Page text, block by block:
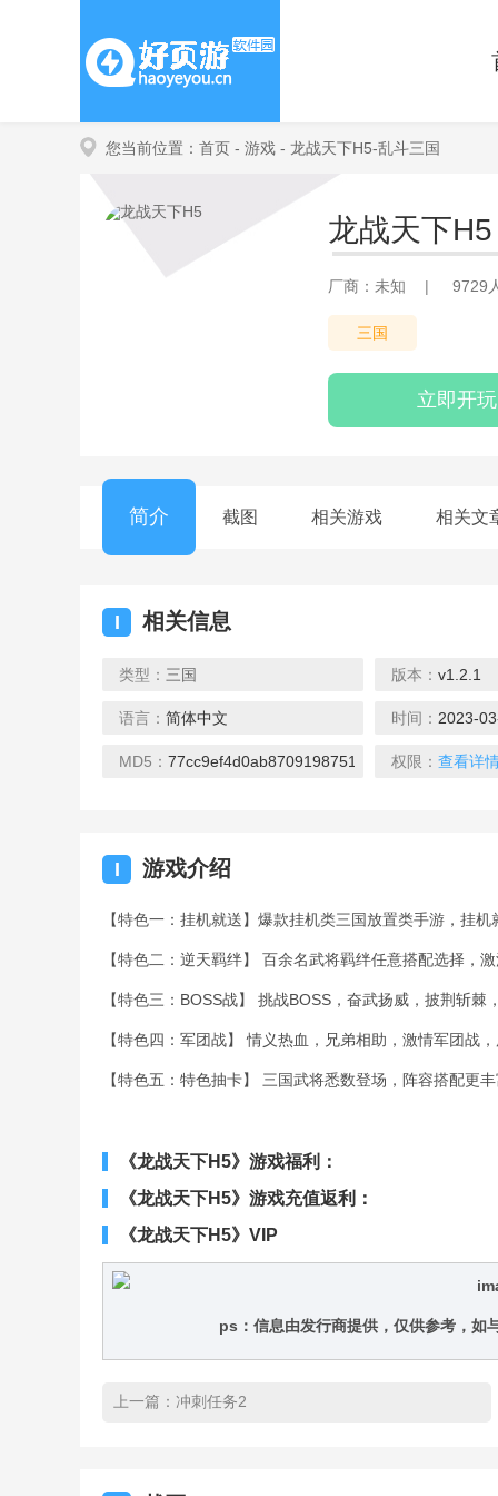
您当前位置： 首页 - 游戏 - 龙战天下H5-乱斗三国
龙战天下H5
厂商：未知 | 9729
三国
立即开玩
简介 截图 相关游戏 相关文
I 相关信息
类型： 三国 版本： v1.2.1
语言： 简体中文 时间： 2023-
MD5： 77cc9ef4d0ab8709198751b8e2706fcc
权限： 查看详
I 游戏介绍
【特色一：挂机就送】爆款挂机类三国放置类手游，挂
【特色二：逆天羁绊】 百余名武将羁绊任意搭配选择，
【特色三：BOSS战】 挑战BOSS，奋武扬威，披荆斩
【特色四：军团战】 情义热血，兄弟相助，激情军团战
【特色五：特色抽卡】 三国武将悉数登场，阵容搭配更
《龙战天下H5》游戏福利：
《龙战天下H5》游戏充值返利：
《龙战天下H5》VIP
ps：信息由发行商提供，仅供参考，如
上一篇： 冲刺任务2
去玩
合体三国
去玩
乱入英雄
去玩
代号斩
去玩